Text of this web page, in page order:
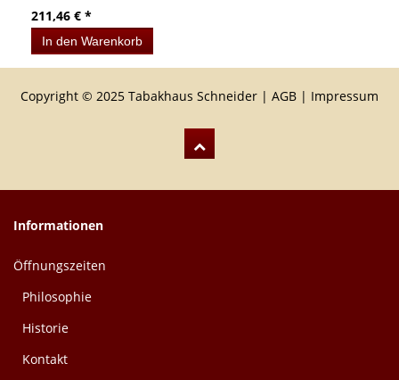
211,46 € *
In den Warenkorb
Copyright © 2025 Tabakhaus Schneider | AGB | Impressum
Informationen
Öffnungszeiten
Philosophie
Historie
Kontakt